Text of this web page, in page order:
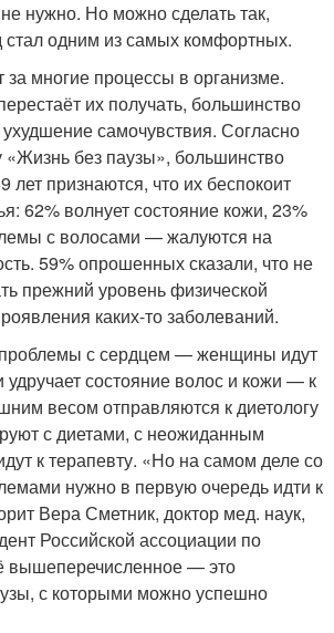
нужно. Но можно сделать так,
стал одним из самых комфортных.
многие процессы в организме.
их получать, большинство
самочувствия. Согласно
«Жизнь без паузы», большинство
признаются, что их беспокоит
62% волнует состояние кожи, 23%
с волосами — жалуются на
59% опрошенных сказали, что не
прежний уровень физической
каких-то заболеваний.
с сердцем — женщины идут
удручает состояние волос и кожи — к
весом отправляются к диетологу
с диетами, с неожиданным
к терапевту. «Но на самом деле со
нужно в первую очередь идти к
Вера Сметник, доктор мед. наук,
Российской ассоциации по
вышеперечисленное — это
с которыми можно успешно